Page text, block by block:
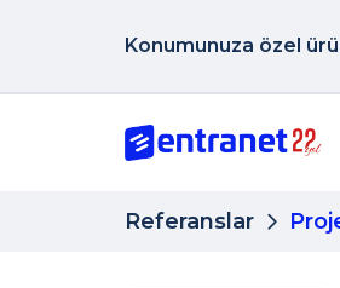
Konumunuza özel
Referanslar